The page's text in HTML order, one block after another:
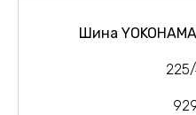
Шина
225/